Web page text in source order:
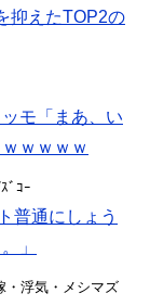
抑えたTOP2の
モ「まあ、い
ｗｗｗｗ
ﾞｺｰ
普通にしょう
」
・浮気・メシマズ